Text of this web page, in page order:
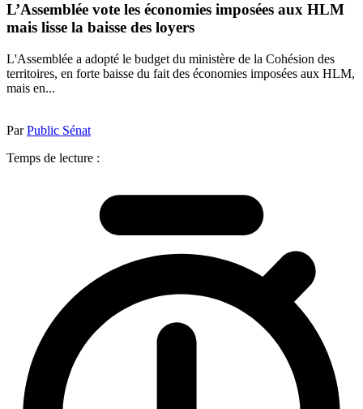
L’Assemblée vote les économies imposées aux HLM
mais lisse la baisse des loyers
L'Assemblée a adopté le budget du ministère de la Cohésion des
territoires, en forte baisse du fait des économies imposées aux HLM,
mais en...
ParPublic Sénat
Temps de lecture :